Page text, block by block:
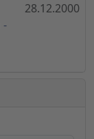
-
28.12.2000